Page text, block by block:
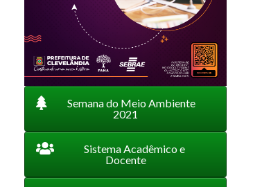
Semana do Meio Ambiente
2021
Sistema Acadêmico e
Docente